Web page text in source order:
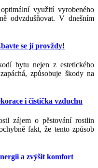
využití vyrobeného
odvzdušňovat. V dnešním
se jí provždy!
bytu nejen z estetického
způsobuje škody na
i čistička vzduchu
zájem o pěstování rostlin
fakt, že tento způsob
a zvýšit komfort